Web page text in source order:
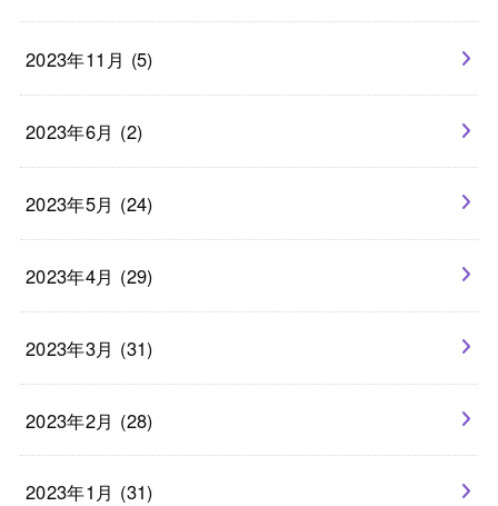
2023年11月 (5)
2023年6月 (2)
2023年5月 (24)
2023年4月 (29)
2023年3月 (31)
2023年2月 (28)
2023年1月 (31)